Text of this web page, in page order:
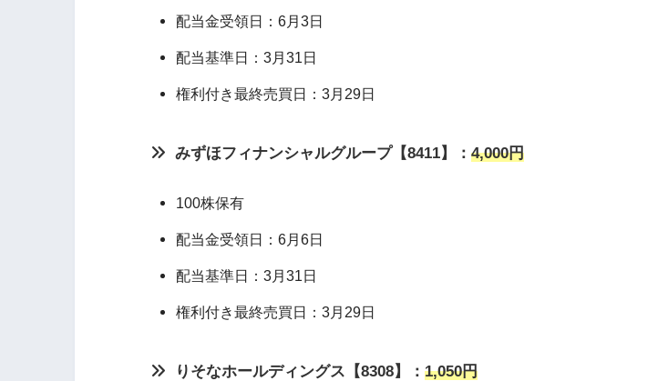
配当金受領日：6月3日
配当基準日：3月31日
権利付き最終売買日：3月29日
みずほフィナンシャルグループ【8411】：4,000円
100株保有
配当金受領日：6月6日
配当基準日：3月31日
権利付き最終売買日：3月29日
りそなホールディングス【8308】：1,050円